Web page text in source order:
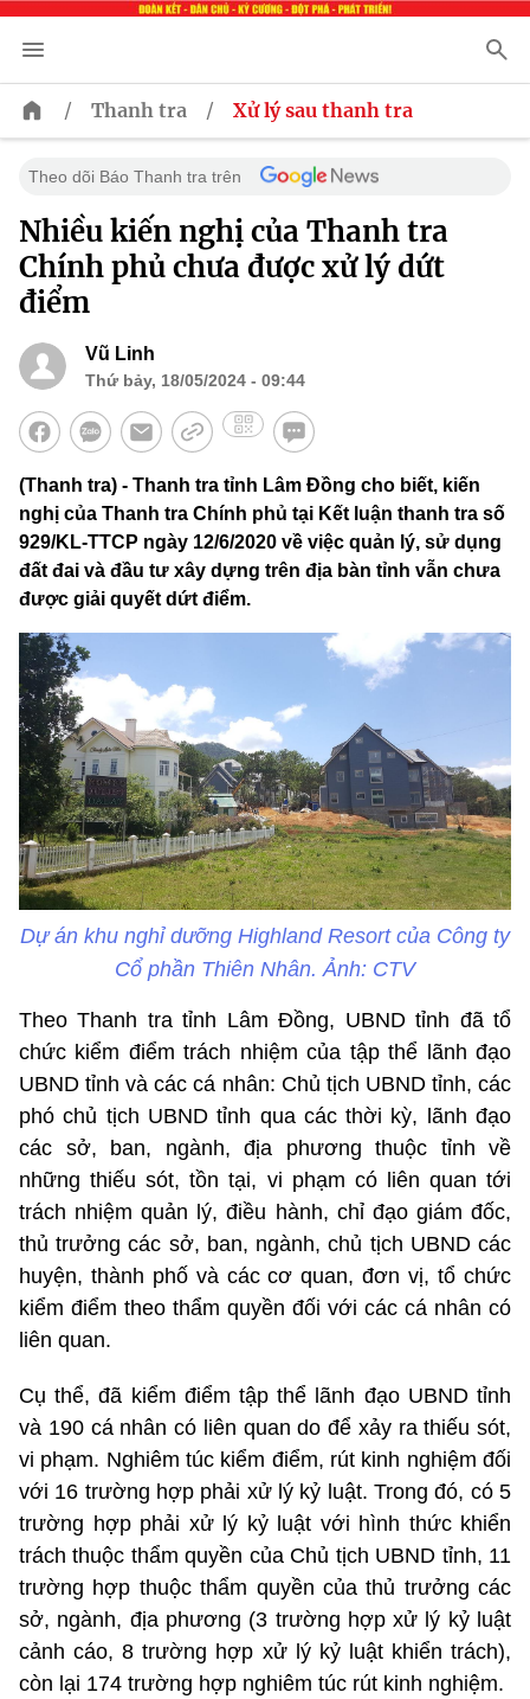
/ Thanh tra / Xử lý sau thanh tra
Theo dõi Báo Thanh tra trên
Nhiều kiến nghị của Thanh tra
Chính phủ chưa được xử lý dứt
điểm
Vũ Linh
Thứ bảy, 18/05/2024 - 09:44
(Thanh tra) - Thanh tra tỉnh Lâm Đồng cho biết, kiến
nghị của Thanh tra Chính phủ tại Kết luận thanh tra số
929/KL-TTCP ngày 12/6/2020 về việc quản lý, sử dụng
đất đai và đầu tư xây dựng trên địa bàn tỉnh vẫn chưa
được giải quyết dứt điểm.
Dự án khu nghỉ dưỡng Highland Resort của Công ty
Cổ phần Thiên Nhân. Ảnh: CTV
Theo Thanh tra tỉnh Lâm Đồng, UBND tỉnh đã tổ
chức kiểm điểm trách nhiệm của tập thể lãnh đạo
UBND tỉnh và các cá nhân: Chủ tịch UBND tỉnh, các
phó chủ tịch UBND tỉnh qua các thời kỳ, lãnh đạo
các sở, ban, ngành, địa phương thuộc tỉnh về
những thiếu sót, tồn tại, vi phạm có liên quan tới
trách nhiệm quản lý, điều hành, chỉ đạo giám đốc,
thủ trưởng các sở, ban, ngành, chủ tịch UBND các
huyện, thành phố và các cơ quan, đơn vị, tổ chức
kiểm điểm theo thẩm quyền đối với các cá nhân có
liên quan.
Cụ thể, đã kiểm điểm tập thể lãnh đạo UBND tỉnh
và 190 cá nhân có liên quan do để xảy ra thiếu sót,
vi phạm. Nghiêm túc kiểm điểm, rút kinh nghiệm đối
với 16 trường hợp phải xử lý kỷ luật. Trong đó, có 5
trường hợp phải xử lý kỷ luật với hình thức khiển
trách thuộc thẩm quyền của Chủ tịch UBND tỉnh, 11
trường hợp thuộc thẩm quyền của thủ trưởng các
sở, ngành, địa phương (3 trường hợp xử lý kỷ luật
cảnh cáo, 8 trường hợp xử lý kỷ luật khiển trách),
còn lại 174 trường hợp nghiêm túc rút kinh nghiệm.